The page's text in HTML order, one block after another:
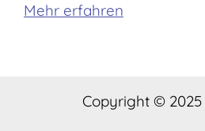
Mehr erfahren
Copyright © 2025